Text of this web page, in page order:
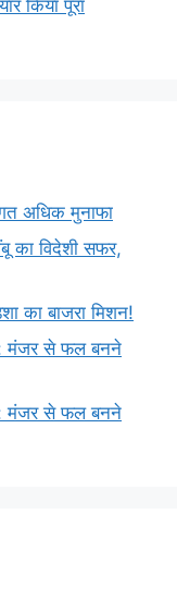
किया पूरा
अधिक मुनाफा
का विदेशी सफर,
का बाजरा मिशन!
मंजर से फल बनने
मंजर से फल बनने